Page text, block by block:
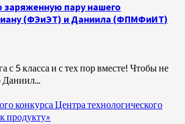
заряженную пару нашего
(ФЭиЭТ) и Даниила (ФПМФиИТ)
с 5 класса и с тех пор вместе! Чтобы не
Даниил...
конкурса Центра технологического
продукту»